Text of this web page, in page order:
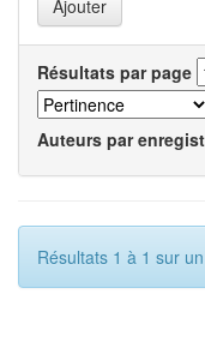
Résultats par page
Auteurs par
Résultats 1 à 1 sur